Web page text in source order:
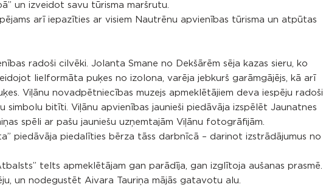
un izveidot savu tūrisma maršrutu.
arī iepazīties ar visiem Nautrēnu apvienības tūrisma un atpūtas
radoši cilvēki. Jolanta Smane no Dekšārēm sēja kazas sieru, ko
lielformāta puķes no izolona, varēja jebkurš garāmgājējs, kā arī
Viļānu novadpētniecības muzejs apmeklētājiem deva iespēju radoši
bitīti. Viļānu apvienības jaunieši piedāvāja izspēlēt Jaunatnes
spēli ar pašu jauniešu uzņemtajām Viļānu fotogrāfijām.
piedāvāja piedalīties bērza tāss darbnīcā – darinot izstrādājumus no
telts apmeklētājam gan parādīja, gan izglītoja aušanas prasmē.
un nodegustēt Aivara Tauriņa mājās gatavotu alu.